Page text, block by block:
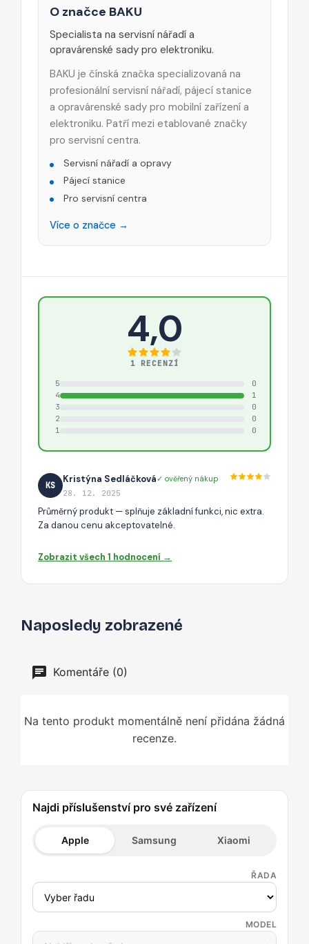
O značce BAKU
Specialista na servisní nářadí a
opravárenské sady pro elektroniku.
BAKU je čínská značka specializovaná na
profesionální servisní nářadí, pájecí stanice
a opravárenské sady pro mobilní zařízení a
elektroniku. Patří mezi etablované značky
pro servisní centra.
Servisní nářadí a opravy
Pájecí stanice
Pro servisní centra
Více o značce →
4,0
1 RECENZÍ
5
0
4
1
3
0
2
0
1
0
KS
Kristýna Sedláčková✓ ověřený nákup
28. 12. 2025
Průměrný produkt — splňuje základní funkci, nic extra.
Za danou cenu akceptovatelné.
Zobrazit všech 1 hodnocení →
Naposledy zobrazené
Komentáře (0)
Na tento produkt momentálně není přidána žádná
recenze.
Najdi příslušenství pro své zařízení
Apple Samsung Xiaomi
ŘADA
MODEL